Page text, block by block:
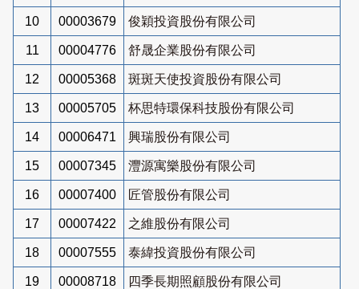
10 00003679 俊穎投資股份有限公司
11 00004776 舒晟企業股份有限公司
12 00005368 斑斑天使投資股份有限公司
13 00005705 杯思特環保科技股份有限公司
14 00006471 興瑞股份有限公司
15 00007345 灃源寓樂股份有限公司
16 00007400 匠管股份有限公司
17 00007422 之維股份有限公司
18 00007555 泰緯投資股份有限公司
19 00008718 四季長期照顧股份有限公司